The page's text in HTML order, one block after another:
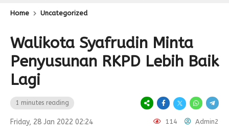
Home Uncategorized
Walikota Syafrudin Minta
Penyusunan RKPD Lebih Baik
Lagi
1 minutes reading
Friday, 28 Jan 2022 02:24 114 Admin2